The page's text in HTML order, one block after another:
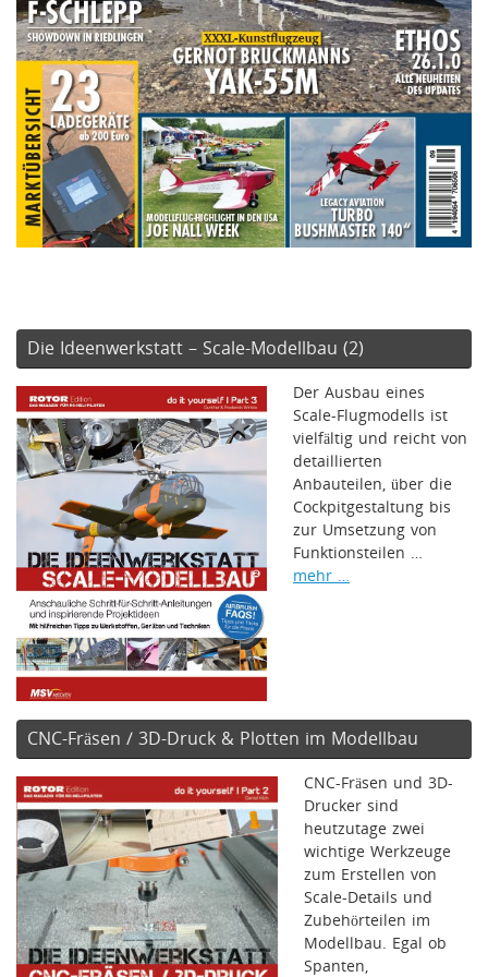
Die Ideenwerkstatt – Scale-Modellbau (2)
Der Ausbau eines
Scale-Flugmodells ist
vielfältig und reicht von
detaillierten
Anbauteilen, über die
Cockpitgestaltung bis
zur Umsetzung von
Funktionsteilen …
mehr …
CNC-Fräsen / 3D-Druck & Plotten im Modellbau
CNC-Fräsen und 3D-
Drucker sind
heutzutage zwei
wichtige Werkzeuge
zum Erstellen von
Scale-Details und
Zubehörteilen im
Modellbau. Egal ob
Spanten,